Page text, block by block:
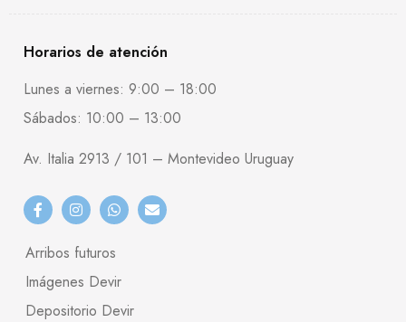
Horarios de atención
Lunes a viernes: 9:00 – 18:00
Sábados: 10:00 – 13:00
Av. Italia 2913 / 101 – Montevideo Uruguay
Arribos futuros
Imágenes Devir
Depositorio Devir